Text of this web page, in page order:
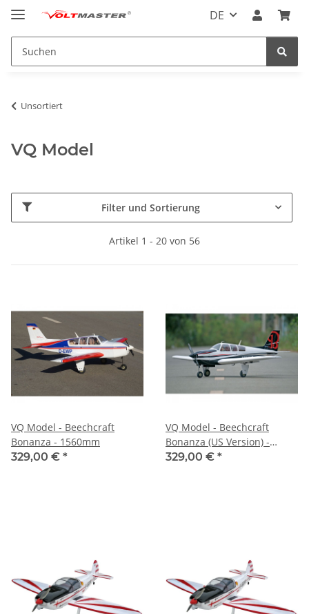
DE
Unsortiert
VQ Model
Filter und Sortierung
Artikel 1 - 20 von 56
VQ Model - Beechcraft
Bonanza - 1560mm
329,00 € *
VQ Model - Beechcraft
Bonanza (US Version) -
1560mm
329,00 € *